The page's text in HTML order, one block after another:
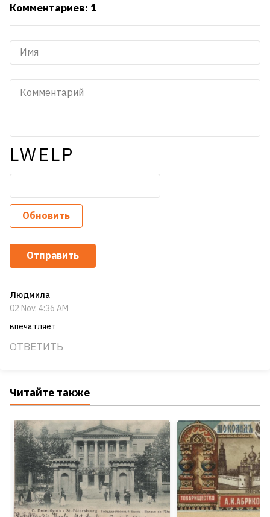
Комментариев: 1
LWELP
Обновить
Отправить
Людмила
02 Nov, 4:36 AM
впечатляет
ОТВЕТИТЬ
Читайте также